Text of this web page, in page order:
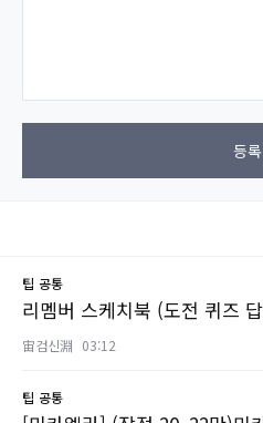
등록
팁 공통
리멤버 스케치북 (도전 퀴즈
宙검신淵 03:12
팁 공통